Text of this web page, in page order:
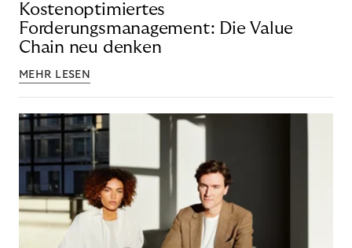
Kostenoptimiertes
Forderungsmanagement: Die Value
Chain neu denken
MEHR LESEN